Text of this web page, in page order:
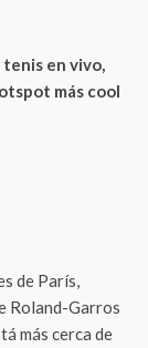
en vivo,
más cool
de París,
Roland-Garros
más cerca de